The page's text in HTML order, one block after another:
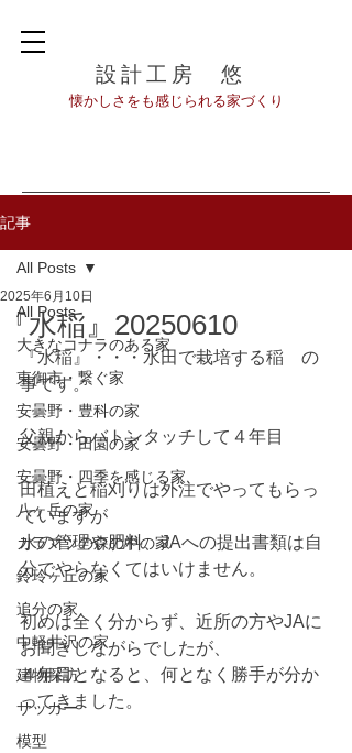
設計工房 悠
​懐かしさをも感じられる家づくり
記事
All Posts
大きなコナラのある家
東御市・繋ぐ家
安曇野・豊科の家
安曇野・田園の家
安曇野・四季を感じる家
八ヶ岳の家
カラマツの森の中の家
鈴玲ヶ丘の家
追分の家
中軽井沢の家
建物探訪
サッカー
模型
All Posts
『水稲』20250610
2025年6月10日
『水稲』・・・水田で栽培する稲　の
事です。
父親からバトンタッチして４年目
田植えと稲刈りは外注でやってもらっ
ていますが
水の管理や肥料、JAへの提出書類は自
分でやらなくてはいけません。
初めは全く分からず、近所の方やJAに
お聞きしながらでしたが、
４年目となると、何となく勝手が分か
ってきました。